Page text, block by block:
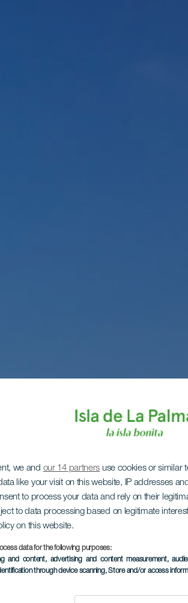
we and our 14 partners use cookies or similar
like your visit on this website, IP addresses
to process your data and rely on their
to data processing based on legitimate
on this website.
data for the following purposes:
and content, advertising and content measurement,
through device scanning, Store and/or access